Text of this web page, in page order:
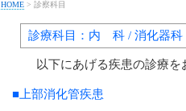
HOME> 診察科目
診療科目：内 科 / 消化器科
以下にあげる疾患の診療を
■上部消化管疾患